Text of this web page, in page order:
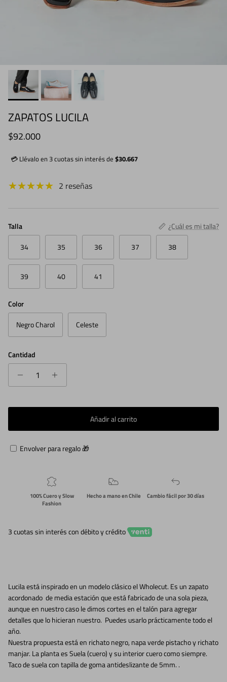
ZAPATOS LUCILA
Precio normal
$92.000
💳 Llévalo en 3 cuotas sin interés de $30.667
2 reseñas
Talla
¿Cuál es mi talla?
34
35 36 37 38
39 40 41
Color
Negro Charol
Celeste
Cantidad
Añadir al carrito
Envolver para regalo 🎁
100% Cuero y Slow
Fashion
Hecho a mano en Chile Cambio fácil por 30 días
3 cuotas sin interés con débito y crédito
Lucila está inspirado en un modelo clásico el Wholecut. Es un zapato
acordonado de media estación que está fabricado de una sola pieza,
aunque en nuestro caso le dimos cortes en el talón para agregar
detalles que lo hicieran nuestro. Puedes usarlo prácticamente todo el
año.
Nuestra propuesta está en richato negro, napa verde pistacho y richato
manjar. La planta es Suela (cuero) y su interior cuero como siempre.
Taco de suela con tapilla de goma antideslizante de 5mm. .